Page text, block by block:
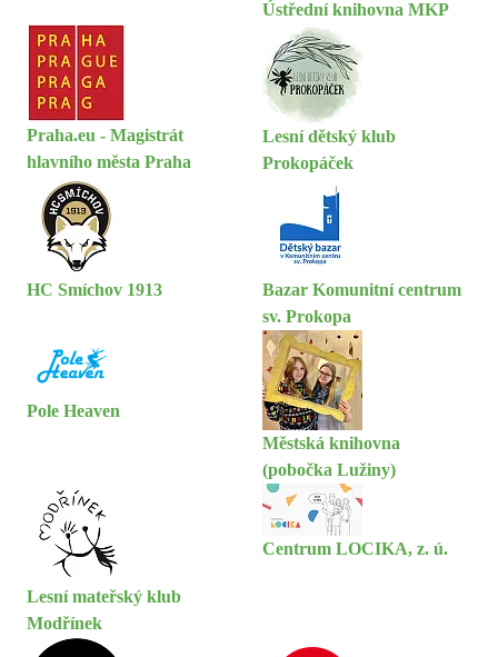
Ústřední knihovna MKP
Praha.eu - Magistrát
hlavního města Praha
Lesní dětský klub
Prokopáček
HC Smíchov 1913
Bazar Komunitní centrum
sv. Prokopa
Pole Heaven
Městská knihovna
(pobočka Lužiny)
Lesní mateřský klub
Modřínek
Centrum LOCIKA, z. ú.